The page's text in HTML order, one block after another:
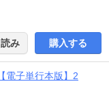
み 購入する
電子単行本版】2